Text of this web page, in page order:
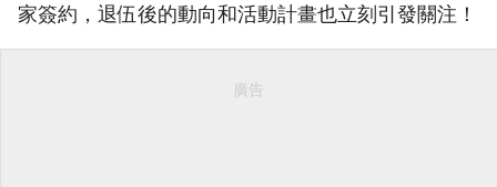
家簽約，退伍後的動向和活動計畫也立刻引發關注！
廣告